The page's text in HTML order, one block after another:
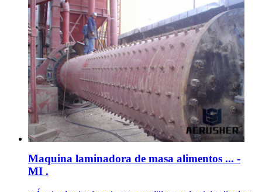
Maquina laminadora de masa alimentos ... -
MI .